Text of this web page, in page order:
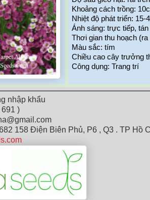
Khoảng cách trồng:
Nhiệt độ phát triển: 15-
Ánh sáng: trực tiếp, tán
Thơi gian thu hoạch
Màu sắc: tím
Chiều cao cây trưởng
Công dụng: Trang trí
nhập khẩu
691 )
158 Điện Biên Phủ, P6 , Q3 . TP Hồ